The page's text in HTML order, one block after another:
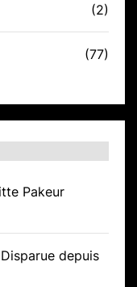
(2)
(77)
Pakeur
depuis